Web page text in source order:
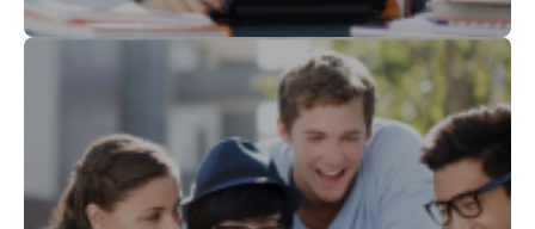
05
Đến với Đức, sinh viên có thể khám phá hơn 600 danh